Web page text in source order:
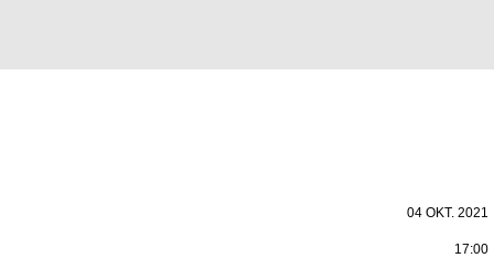
04 OKT. 2021
17:00